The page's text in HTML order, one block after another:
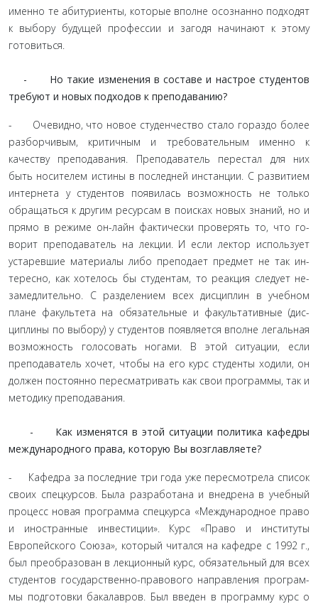
именно те абитуриенты, которые вполне осознанно подходят
к выбору будущей профессии и загодя начинают к этому
готовиться.
- Но такие изменения в составе и настрое студентов
требуют и новых подходов к преподаванию?
- Очевидно, что новое студенчество стало гораздо бо­лее
разборчивым, критичным и требовательным именно к
качеству преподавания. Преподаватель перестал для них
быть носителем истины в последней инстанции. С развити­ем
интернета у студентов появилась возможность не только
обращаться к другим ресурсам в поисках новых знаний, но и
прямо в режиме он-лайн фактически проверять то, что го­
ворит преподаватель на лекции. И если лектор использует
устаревшие материалы либо преподает предмет не так ин­
тересно, как хотелось бы студентам, то реакция следует не­
замедлительно. С разделением всех дисциплин в учебном
плане факультета на обязательные и факультативные (дис­
циплины по выбору) у студентов появляется вполне легаль­ная
возможность голосовать ногами. В этой ситуации, если
преподаватель хочет, чтобы на его курс студенты ходили, он
должен постоянно пересматривать как свои программы, так и
методику преподавания.
- Как изменятся в этой ситуации политика кафедры
международного права, которую Вы возглавляете?
- Кафедра за последние три года уже пересмотрела спи­сок
своих спецкурсов. Была разработана и внедрена в учеб­ный
процесс новая программа спецкурса «Международное право
и иностранные инвестиции». Курс «Право и институты
Европейского Союза», который читался на кафедре с 1992 г.,
был преобразован в лекционный курс, обязательный для всех
студентов государственно-правового направления програм­
мы подготовки бакалавров. Был введен в программу курс о